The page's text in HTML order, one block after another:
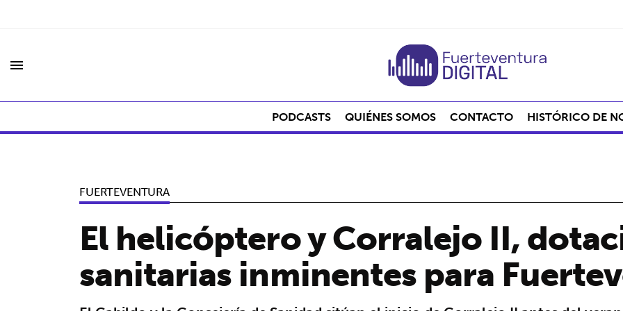
menu
PODCASTS QUIÉNES SOMOS CONTACTO HISTÓRICO DE
FUERTEVENTURA
El helicóptero y Corralejo II,
sanitarias inminentes para